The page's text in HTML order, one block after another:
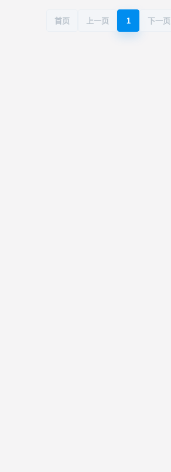
首页 上一页 1 下一页